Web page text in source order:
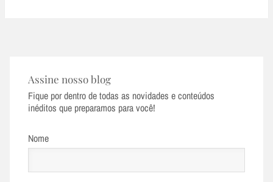
Assine nosso blog
Fique por dentro de todas as novidades e conteúdos
inéditos que preparamos para você!
Nome